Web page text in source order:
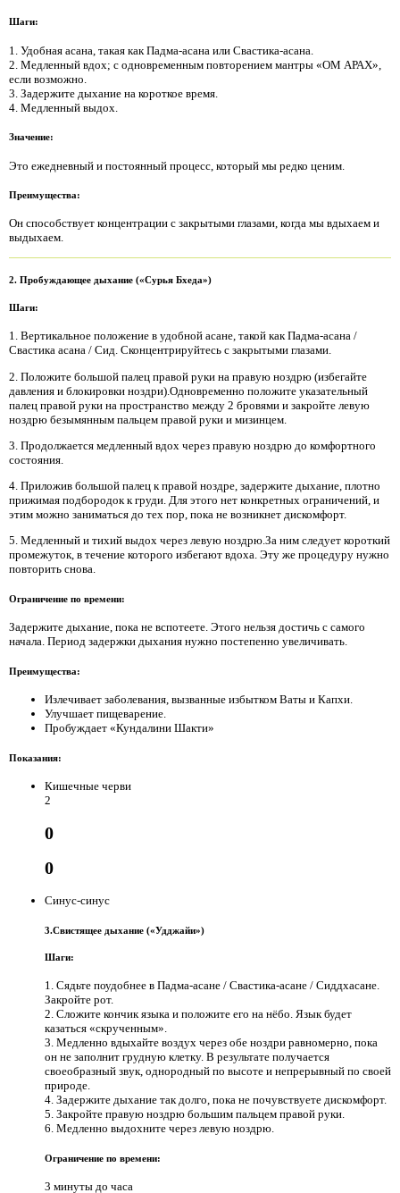
Шаги:
1. Удобная асана, такая как Падма-асана или Свастика-асана.
2. Медленный вдох; с одновременным повторением мантры «ОМ АРАХ»,
если возможно.
3. Задержите дыхание на короткое время.
4. Медленный выдох.
Значение:
Это ежедневный и постоянный процесс, который мы редко ценим.
Преимущества:
Он способствует концентрации с закрытыми глазами, когда мы вдыхаем и
выдыхаем.
2. Пробуждающее дыхание («Сурья Бхеда»)
Шаги:
1. Вертикальное положение в удобной асане, такой как Падма-асана /
Свастика асана / Сид. Сконцентрируйтесь с закрытыми глазами.
2. Положите большой палец правой руки на правую ноздрю (избегайте
давления и блокировки ноздри).Одновременно положите указательный
палец правой руки на пространство между 2 бровями и закройте левую
ноздрю безымянным пальцем правой руки и мизинцем.
3. Продолжается медленный вдох через правую ноздрю до комфортного
состояния.
4. Приложив большой палец к правой ноздре, задержите дыхание, плотно
прижимая подбородок к груди. Для этого нет конкретных ограничений, и
этим можно заниматься до тех пор, пока не возникнет дискомфорт.
5. Медленный и тихий выдох через левую ноздрю.За ним следует короткий
промежуток, в течение которого избегают вдоха. Эту же процедуру нужно
повторить снова.
Ограничение по времени:
Задержите дыхание, пока не вспотеете. Этого нельзя достичь с самого
начала. Период задержки дыхания нужно постепенно увеличивать.
Преимущества:
Излечивает заболевания, вызванные избытком Ваты и Капхи.
Улучшает пищеварение.
Пробуждает «Кундалини Шакти»
Показания:
Кишечные черви
2
0
0
Синус-синус
3.Свистящее дыхание («Удджайи»)
Шаги:
1. Сядьте поудобнее в Падма-асане / Свастика-асане / Сиддхасане.
Закройте рот.
2. Сложите кончик языка и положите его на нёбо. Язык будет
казаться «скрученным».
3. Медленно вдыхайте воздух через обе ноздри равномерно, пока
он не заполнит грудную клетку. В результате получается
своеобразный звук, однородный по высоте и непрерывный по своей
природе.
4. Задержите дыхание так долго, пока не почувствуете дискомфорт.
5. Закройте правую ноздрю большим пальцем правой руки.
6. Медленно выдохните через левую ноздрю.
Ограничение по времени:
3 минуты до часа